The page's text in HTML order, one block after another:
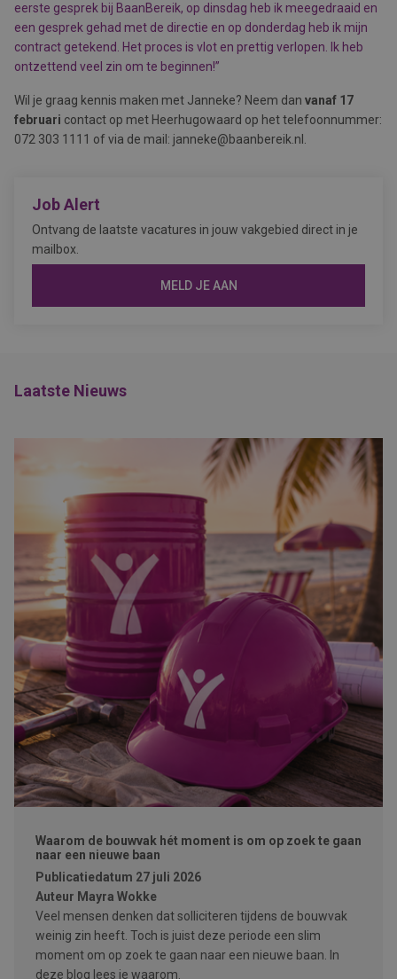
eerste gesprek bij BaanBereik, op dinsdag heb ik meegedraaid en
een gesprek gehad met de directie en op donderdag heb ik mijn
contract getekend. Het proces is vlot en prettig verlopen. Ik heb
ontzettend veel zin om te beginnen!”
Wil je graag kennis maken met Janneke? Neem dan vanaf 17
februari contact op met Heerhugowaard op het telefoonnummer:
072 303 1111 of via de mail: janneke@baanbereik.nl.
Job Alert
Ontvang de laatste vacatures in jouw vakgebied direct in je
mailbox.
MELD JE AAN
Laatste Nieuws
Waarom de bouwvak hét moment is om op zoek te gaan
naar een nieuwe baan
Publicatiedatum 27 juli 2026
Auteur Mayra Wokke
Veel mensen denken dat solliciteren tijdens de bouwvak
weinig zin heeft. Toch is juist deze periode een slim
moment om op zoek te gaan naar een nieuwe baan. In
deze blog lees je waarom.